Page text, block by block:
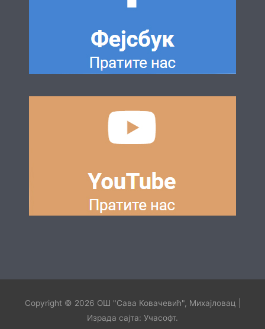
Copyright © 2026 ОШ "Сава Ковачевић", Михајловац
Израда сајта: Учасофт.